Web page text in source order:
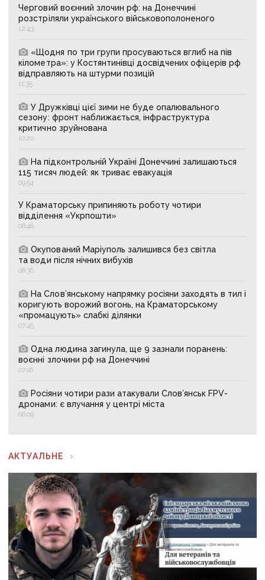
Черговий воєнний злочин рф: на Донеччині
розстріляли українського військовополоненого
12:43
«Щодня по три групи просуваються вглиб на пів
кілометра»: у Костянтинівці досвідчених офіцерів рф
відправляють на штурми позицій
11:35
У Дружківці цієї зими не буде опалювального
сезону: фронт наближається, інфраструктура
критично зруйнована
10:20
На підконтрольній Україні Донеччині залишаються
115 тисяч людей: як триває евакуація
09:54
У Краматорську припиняють роботу чотири
відділення «Укрпошти»
08:46
Окупований Маріуполь залишився без світла
та води після нічних вибухів
08:36
На Слов’янському напрямку росіяни заходять в тил і
коригують ворожий вогонь, на Краматорському
«промацують» слабкі ділянки
07:45
Одна людина загинула, ще 9 зазнали поранень:
воєнні злочини рф на Донеччині
07:16
Росіяни чотири рази атакували Слов’янськ FPV-
дронами: є влучання у центрі міста
06:09
АКТУАЛЬНЕ